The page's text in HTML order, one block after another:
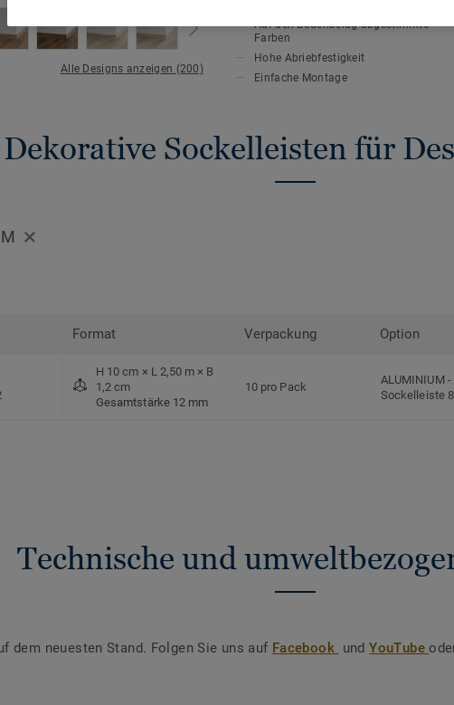
Alle Designs anzeigen (200)
Auf den Bodenbelag abgestimmte
Farben
Hohe Abriebfestigkeit
Einfache Montage
Dekorative Sockelleisten für
Format Verpackung Option
H 10 cm × L 2,50 m × B
1,2 cm
Gesamtstärke 12 mm
10 pro Pack
ALUMINIUM -
Sockelleiste
Technische und
dem neuesten Stand. Folgen Sie uns auf Facebook undYouTube